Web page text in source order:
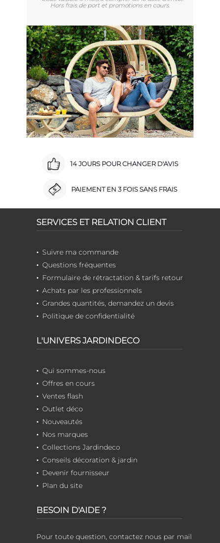
Hors frais de port et promotions en cours.
14 JOURS POUR CHANGER D'AVIS
PAIEMENT EN 3 FOIS SANS FRAIS
SERVICES ET RELATION CLIENT
Suivre ma commande
Questions fréquentes
Formulaire de rétractation & tarifs retour
Achats par les professionnels
Grandes quantités, demandez un devis
Politique de confidentialité
L'UNIVERS JARDINDECO
Qui sommes-nous
Offres en cours
Ventes flash
Outlet déco
Nouveautés
Nos marques
Collections Jardindeco
Conseils décoration & jardin
Devenir fournisseur
Plan du site
BESOIN D'AIDE ?
Pour toute question, contactez nous par mail